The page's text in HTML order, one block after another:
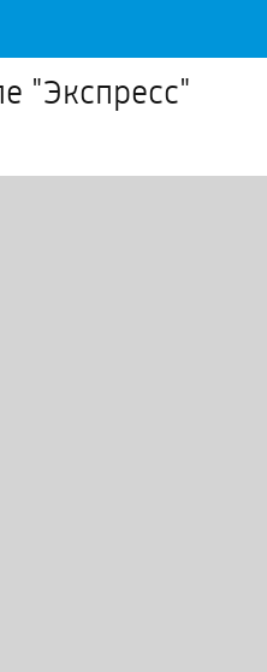
"Экспресс"